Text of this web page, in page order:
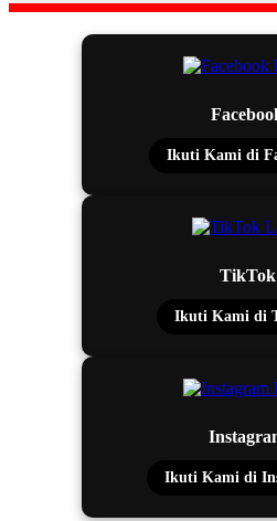
Ikuti Kami di
TikTok
Ikuti Kami di
Ikuti Kami di